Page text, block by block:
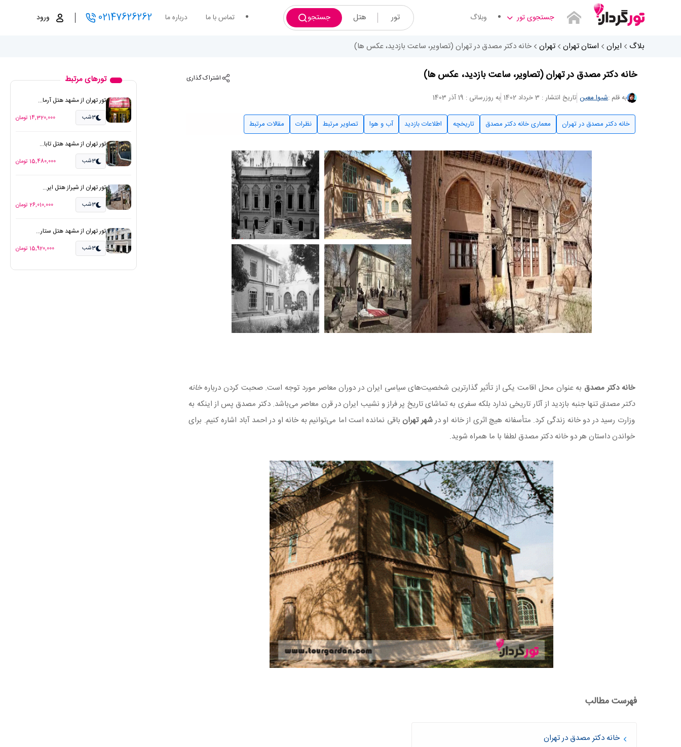
جستجوی تور وبلاگ تور هتل جستجو تماس با ما درباره ما 02147626262 ورود
بلاگ ایران استان تهران تهران خانه دکتر مصدق در تهران (تصاویر، ساعت بازدید، عکس ها)
خانه دکتر مصدق در تهران (تصاویر، ساعت بازدید، عکس ها) اشتراک گذاری
به قلم :شیوا معین تاریخ انتشار : 3 خرداد 1402 به روزرسانی : 19 آذر 1403
خانه دکتر مصدق در تهران معماری خانه دکتر مصدق تاریخچه اطلاعات بازدید آب و هوا تصاویر مرتبط نظرات مقالات مرتبط
خانه دکتر مصدق به عنوان محل اقامت یکی از تأثیر گذارترین شخصیت‌های سیاسی ایران در دوران معاصر مورد توجه است. صحبت کردن دربارهخانه
دکتر مصدقتنها جنبه بازدید از آثار تاریخی ندارد بلکه سفری به تماشای تاریخ پر فراز و نشیب ایران در قرن معاصر می‌باشد. دکتر مصدق پس از اینکه به
وزارت رسید در دو خانه زندگی کرد. متأسفانه هیچ اثری از خانه او درشهر تهرانباقی نمانده است اما می‌توانیم به خانه او در احمد آباد اشاره کنیم. برای
خواندن داستان هر دو خانه دکتر مصدق لطفا با ما همراه شوید.
فهرست مطالب
خانه دکتر مصدق در تهران
تورهای مرتبط
تور تهران از مشهد هتل آرما...
3شب 14,320,000 تومان
تور تهران از مشهد هتل تابا...
3شب 15,480,000 تومان
تور تهران از شیراز هتل ایر...
3شب 26,010,000 تومان
تور تهران از مشهد هتل ستار...
3شب 15,920,000 تومان